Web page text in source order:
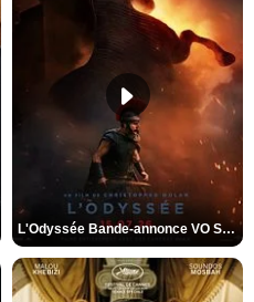
L'Odyssée Bande-annonce VO STFR